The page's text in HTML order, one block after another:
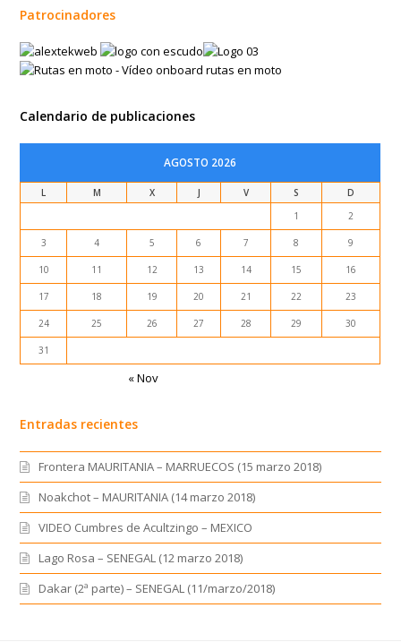
Patrocinadores
Calendario de publicaciones
AGOSTO 2026
L M X J V S
D
1
2
3 4 5 6 7 8 9
10 11 12 13 14 15 16
17 18 19 20 21 22 23
24 25 26 27 28 29 30
31
« Nov
Entradas recientes
Frontera MAURITANIA – MARRUECOS (15 marzo 2018)
Noakchot – MAURITANIA (14 marzo 2018)
VIDEO Cumbres de Acultzingo – MEXICO
Lago Rosa – SENEGAL (12 marzo 2018)
Dakar (2ª parte) – SENEGAL (11/marzo/2018)